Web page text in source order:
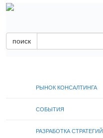
поиск
РЫНОК КОНСАЛТИНГА
СОБЫТИЯ
РАЗРАБОТКА СТРАТЕГИЙ